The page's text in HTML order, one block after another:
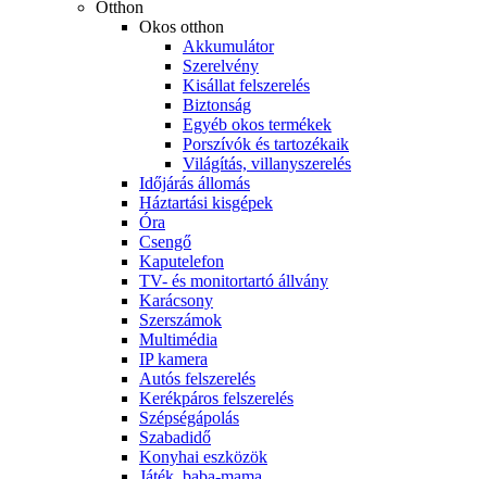
Otthon
Okos otthon
Akkumulátor
Szerelvény
Kisállat felszerelés
Biztonság
Egyéb okos termékek
Porszívók és tartozékaik
Világítás, villanyszerelés
Időjárás állomás
Háztartási kisgépek
Óra
Csengő
Kaputelefon
TV- és monitortartó állvány
Karácsony
Szerszámok
Multimédia
IP kamera
Autós felszerelés
Kerékpáros felszerelés
Szépségápolás
Szabadidő
Konyhai eszközök